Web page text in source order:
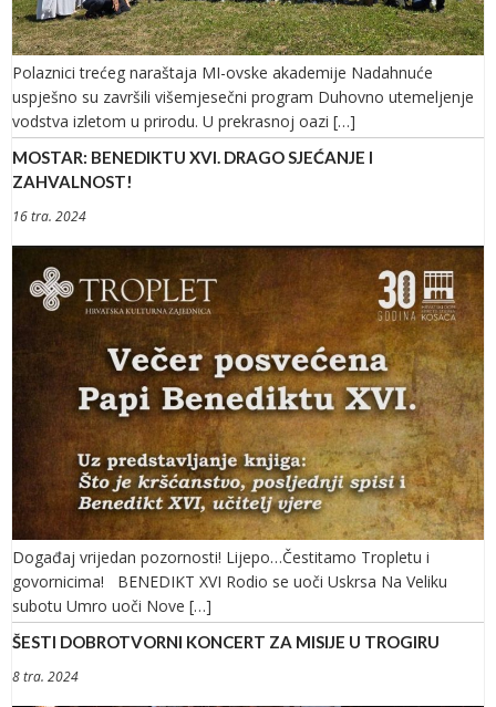
Polaznici trećeg naraštaja MI-ovske akademije Nadahnuće
uspješno su završili višemjesečni program Duhovno utemeljenje
vodstva izletom u prirodu. U prekrasnoj oazi […]
MOSTAR: BENEDIKTU XVI. DRAGO SJEĆANJE I
ZAHVALNOST!
16 tra. 2024
Događaj vrijedan pozornosti! Lijepo…Čestitamo Tropletu i
govornicima! BENEDIKT XVI Rodio se uoči Uskrsa Na Veliku
subotu Umro uoči Nove […]
ŠESTI DOBROTVORNI KONCERT ZA MISIJE U TROGIRU
8 tra. 2024